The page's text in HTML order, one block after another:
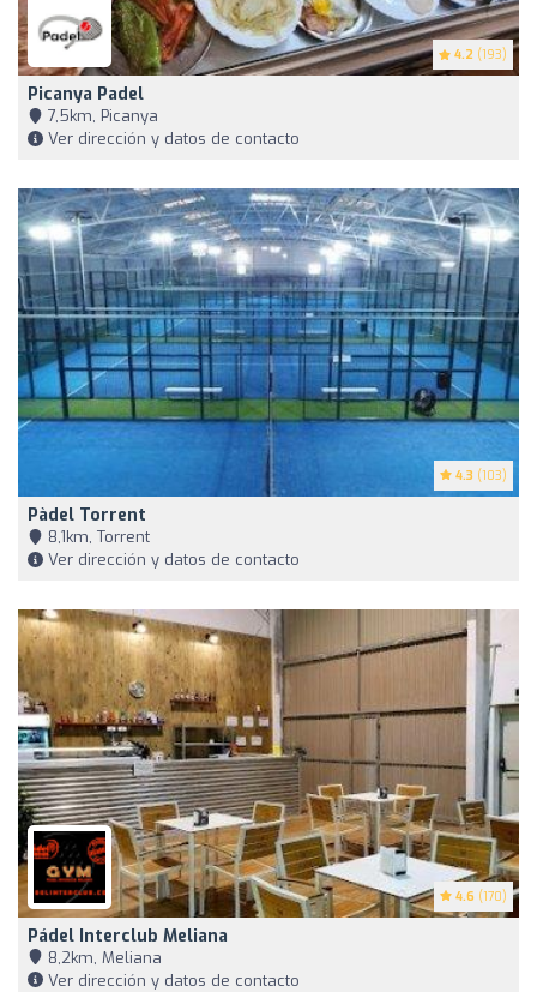
4.2 (193)
Picanya Padel
7,5km, Picanya
Ver dirección y datos de contacto
4.3 (103)
Pàdel Torrent
8,1km, Torrent
Ver dirección y datos de contacto
4.6 (170)
Pádel Interclub Meliana
8,2km, Meliana
Ver dirección y datos de contacto